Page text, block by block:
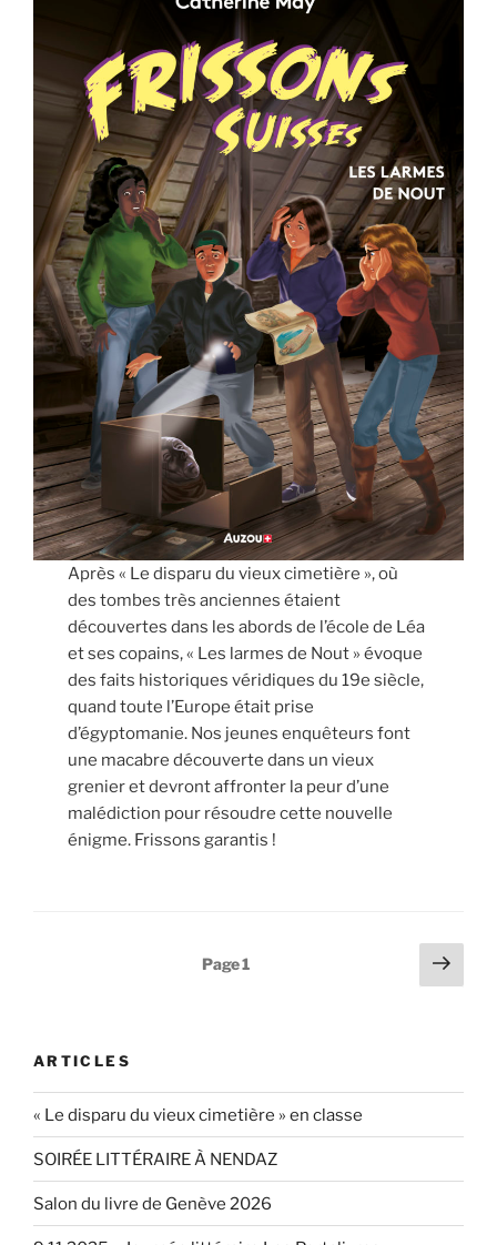
Après « Le disparu du vieux cimetière », où
des tombes très anciennes étaient
découvertes dans les abords de l’école de Léa
et ses copains, « Les larmes de Nout » évoque
des faits historiques véridiques du 19e siècle,
quand toute l’Europe était prise
d’égyptomanie. Nos jeunes enquêteurs font
une macabre découverte dans un vieux
grenier et devront affronter la peur d’une
malédiction pour résoudre cette nouvelle
énigme. Frissons garantis !
Page1
Page
ARTICLES
« Le disparu du vieux cimetière » en classe
SOIRÉE LITTÉRAIRE À NENDAZ
Salon du livre de Genève 2026